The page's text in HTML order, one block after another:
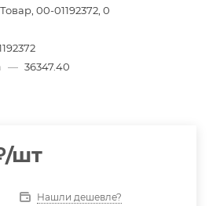
00-01192372, 0
— 36347.40
/шт
Нашли дешевле?